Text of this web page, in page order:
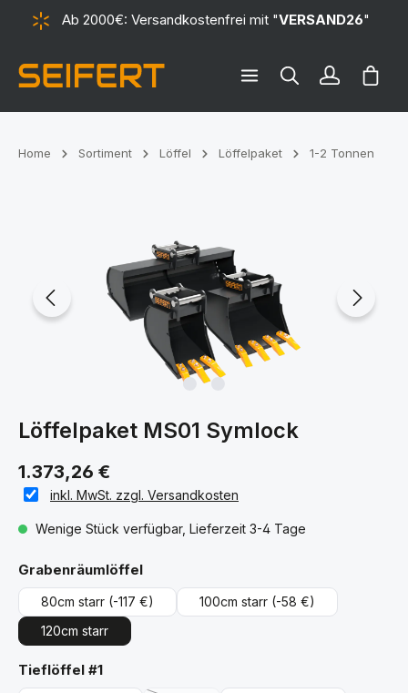
springenAb 2000€: Versandkostenfrei mit "VERSAND26"
Home Sortiment Löffel Löffelpaket 1-2 Tonnen
Löffelpaket MS01 Symlock
1.373,26 €
inkl. MwSt. zzgl. Versandkosten
Wenige Stück verfügbar, Lieferzeit 3-4 Tage
Grabenräumlöffelauswählen
80cm starr (-117 €) 100cm starr (-58 €)
120cm starr
Tieflöffel #1auswählen